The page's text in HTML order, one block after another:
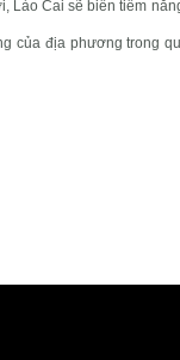
Lào Cai sẽ biến tiềm
của địa phương trong